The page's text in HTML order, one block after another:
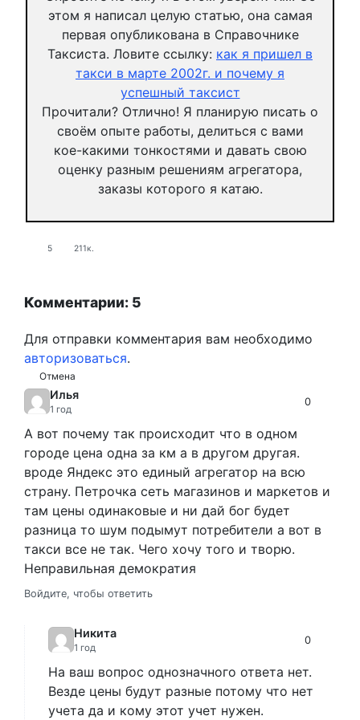
этом я написал целую статью, она самая
первая опубликована в Справочнике
Таксиста. Ловите ссылку: как я пришел в
такси в марте 2002г. и почему я
успешный таксист
Прочитали? Отлично! Я планирую писать о
своём опыте работы, делиться с вами
кое-какими тонкостями и давать свою
оценку разным решениям агрегатора,
заказы которого я катаю.
5 211к.
Комментарии: 5
Отмена
Для отправки комментария вам необходимо
авторизоваться.
Илья
1 год
0
А вот почему так происходит что в одном
городе цена одна за км а в другом другая.
вроде Яндекс это единый агрегатор на всю
страну. Петрочка сеть магазинов и маркетов и
там цены одинаковые и ни дай бог будет
разница то шум подымут потребители а вот в
такси все не так. Чего хочу того и творю.
Неправильная демократия
Войдите, чтобы ответить
Никита
1 год
0
На ваш вопрос однозначного ответа нет.
Везде цены будут разные потому что нет
учета да и кому этот учет нужен.